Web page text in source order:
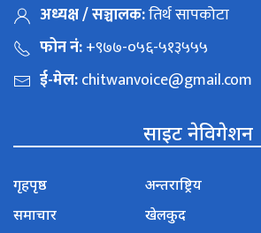
अध्यक्ष / सञ्चालक:तिर्थ सापकोटा
फोन नं:+९७७-०५६-५१३५५५
ई-मेल:chitwanvoice@gmail.com
साइट नेविगेशन
गृहपृष्ठ
समाचार
अन्तराष्ट्रिय
खेलकुद